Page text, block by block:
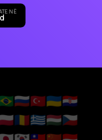
NË
🇷🇺🇹🇷🇺🇦🇭🇷
🇷🇴🇬🇷🇭🇺🇨🇿